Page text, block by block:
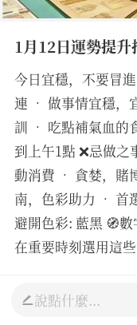
1月12日運勢提升
今日宜穩，不要冒
連 • 做事情宜穩，
訓 • 吃點補氣血的
到上午1點 ❌忌做
動消費 • 貪婪，賭
南，色彩助力 • 首
避開色彩: 藍黑 🧭
在重要時刻選用這
珊珊老師，有10年
生命靈數測算，如